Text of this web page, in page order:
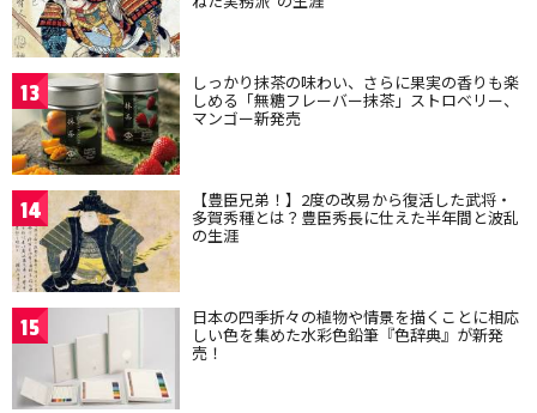
13 しっかり抹茶の味わい、さらに果実の香りも楽
しめる「無糖フレーバー抹茶」ストロベリー、
マンゴー新発売
14 【豊臣兄弟！】2度の改易から復活した武将・
多賀秀種とは？豊臣秀長に仕えた半年間と波乱
の生涯
15 日本の四季折々の植物や情景を描くことに相応
しい色を集めた水彩色鉛筆『色辞典』が新発
売！